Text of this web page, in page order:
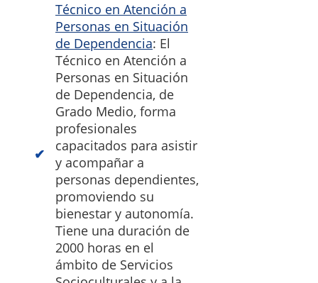
Técnico en Atención a
Personas en Situación
de Dependencia: El
Técnico en Atención a
Personas en Situación
de Dependencia, de
Grado Medio, forma
profesionales
capacitados para asistir
y acompañar a
personas dependientes,
promoviendo su
bienestar y autonomía.
Tiene una duración de
2000 horas en el
ámbito de Servicios